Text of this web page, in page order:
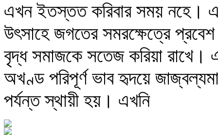
এখন ইতস্তত করিবার সময় নহে।
উৎসাহে জগতের সমরক্ষেত্রে
বৃদ্ধ সমাজকে সতেজ করিয়া রাখে।
অখণ্ড পরিপূর্ণ ভাব হৃদয়ে
পর্যন্ত স্থায়ী হয়। এখনি